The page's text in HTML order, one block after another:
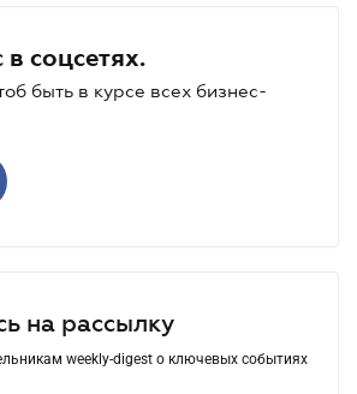
в соцсетях.
быть в курсе всех бизнес-
на рассылку
weekly-digest о ключевых событиях